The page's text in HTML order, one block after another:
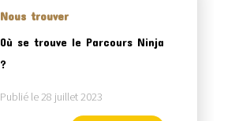
Nous trouver
Où se trouve le Parcours Ninja
?
Publié le 28 juillet 2023